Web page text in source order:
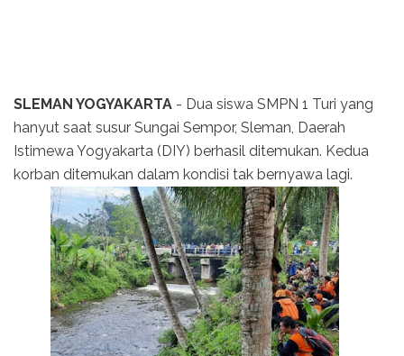
SLEMAN YOGYAKARTA - Dua siswa SMPN 1 Turi yang
hanyut saat susur Sungai Sempor, Sleman, Daerah
Istimewa Yogyakarta (DIY) berhasil ditemukan. Kedua
korban ditemukan dalam kondisi tak bernyawa lagi.